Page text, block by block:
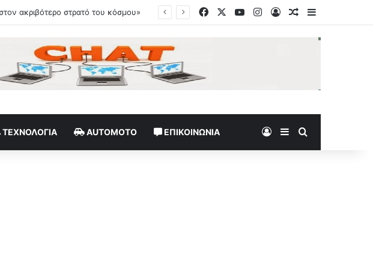
FacebookYouTubeInstagram
Log InRandom Article
Sidebar
ΤΕΧΝΟΛΟΓΊΑ AUTOMOTO ΕΠΙΚΟΙΝΩΝΊΑ Log InSidebar